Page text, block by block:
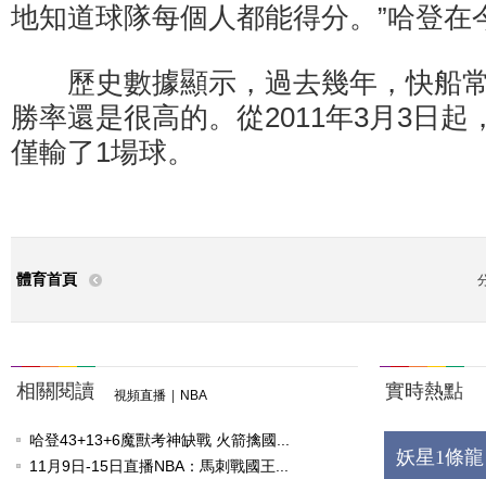
地知道球隊每個人都能得分。”哈登在
歷史數據顯示，過去幾年，快船
勝率還是很高的。從2011年3月3日起
僅輸了1場球。
體育首頁
相關閱讀 視頻直播 NBA
哈登43+13+6魔獸考神缺戰 火箭擒國...
11月9日-15日直播NBA：馬刺戰國王...
實時熱點
妖星1條